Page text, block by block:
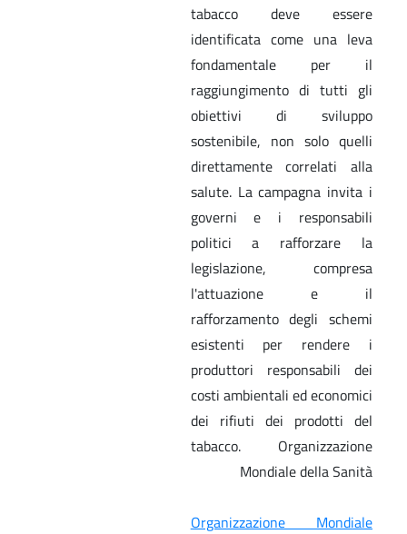
tabacco deve essere
identificata come una leva
fondamentale per il
raggiungimento di tutti gli
obiettivi di sviluppo
sostenibile, non solo quelli
direttamente correlati alla
salute. La campagna invita i
governi e i responsabili
politici a rafforzare la
legislazione, compresa
l'attuazione e il
rafforzamento degli schemi
esistenti per rendere i
produttori responsabili dei
costi ambientali ed economici
dei rifiuti dei prodotti del
tabacco. Organizzazione
Mondiale della Sanità
Organizzazione Mondiale